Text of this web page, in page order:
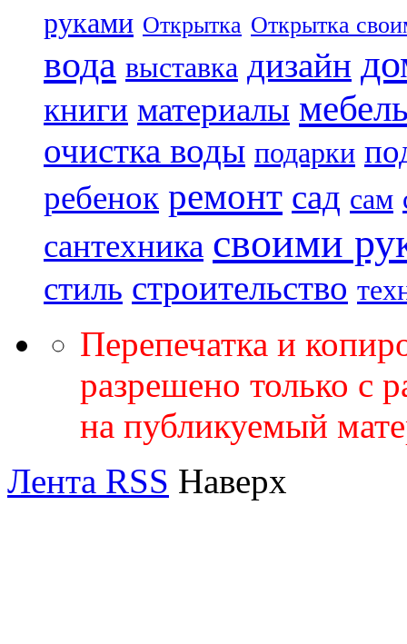
руками Открытка Открытка
вода выставка дизайн
книги материалы
очистка воды подарки
ребенок ремонт сад сам
сантехника своими
стиль строительство
Перепечатка и
разрешено только с
на публикуемый
Лента RSS Наверх